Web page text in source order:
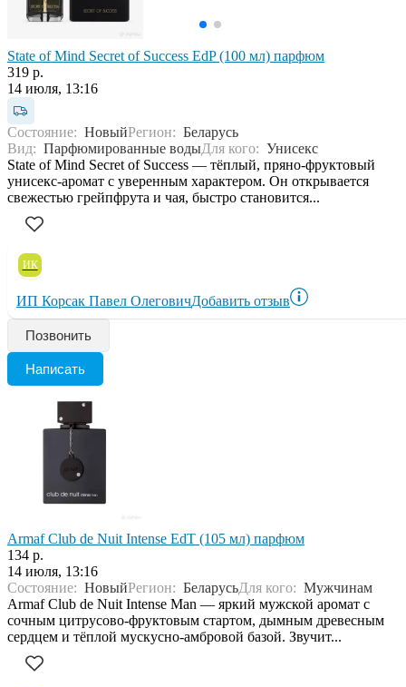
State of Mind Secret of Success EdP (100 мл) парфюм
319 р.
14 июля, 13:16
Состояние: НовыйРегион: Беларусь
Вид: Парфюмированные водыДля кого: Унисекс
State of Mind Secret of Success — тёплый, пряно-фруктовый
унисекс-аромат с уверенным характером. Он открывается
свежестью грейпфрута и чая, быстро становится...
ИК
ИП Корсак Павел ОлеговичДобавить отзыв
Позвонить
Написать
Armaf Club de Nuit Intense EdT (105 мл) парфюм
134 р.
14 июля, 13:16
Состояние: НовыйРегион: БеларусьДля кого: Мужчинам
Armaf Club de Nuit Intense Man — яркий мужской аромат с
сочным цитрусово-фруктовым стартом, дымным древесным
сердцем и тёплой мускусно-амбровой базой. Звучит...